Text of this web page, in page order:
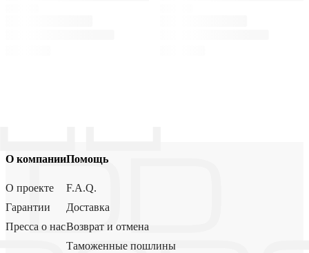
О компании
О проекте
Гарантии
Пресса о нас
Помощь
F.A.Q.
Доставка
Возврат и отмена
Таможенные пошлины